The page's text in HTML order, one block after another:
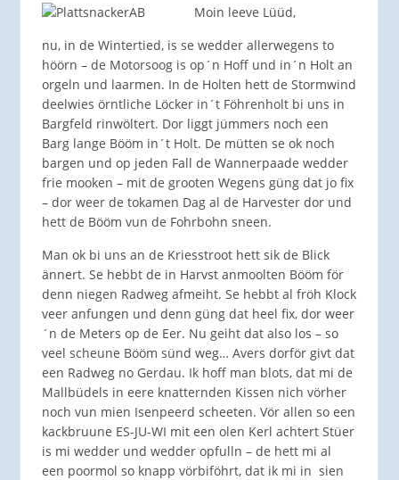
Moin leeve Lüüd,
nu, in de Wintertied, is se wedder allerwegens to
höörn – de Motorsoog is op´n Hoff und in´n Holt an
orgeln und laarmen. In de Holten hett de Stormwind
deelwies örntliche Löcker in´t Föhrenholt bi uns in
Bargfeld rinwöltert. Dor liggt jümmers noch een
Barg lange Bööm in´t Holt. De mütten se ok noch
bargen und op jeden Fall de Wannerpaade wedder
frie mooken – mit de grooten Wegens güng dat jo fix
– dor weer de tokamen Dag al de Harvester dor und
hett de Bööm vun de Fohrbohn sneen.
Man ok bi uns an de Kriesstroot hett sik de Blick
ännert. Se hebbt de in Harvst anmoolten Bööm för
denn niegen Radweg afmeiht. Se hebbt al fröh Klock
veer anfungen und denn güng dat heel fix, dor weer
´n de Meters op de Eer. Nu geiht dat also los – so
veel scheune Bööm sünd weg… Avers dorför givt dat
een Radweg no Gerdau. Ik hoff man blots, dat mi de
Mallbüdels in eere knatternden Kissen nich vörher
noch vun mien Isenpeerd scheeten. Vör allen so een
kackbruune ES-JU-WI mit een olen Kerl achtert Stüer
is mi wedder und wedder opfulln – de hett mi al
een poormol so knapp vörbiföhrt, dat ik mi in sien